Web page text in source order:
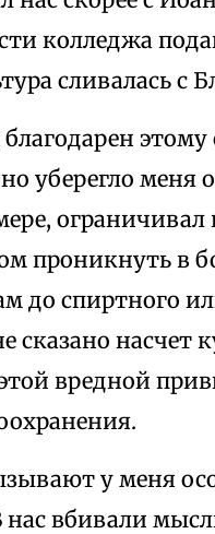
колледжа
сливалась с
этому
уберегло меня
проникнуть в
до спиртного
насчет
вредной
у меня
вбивали